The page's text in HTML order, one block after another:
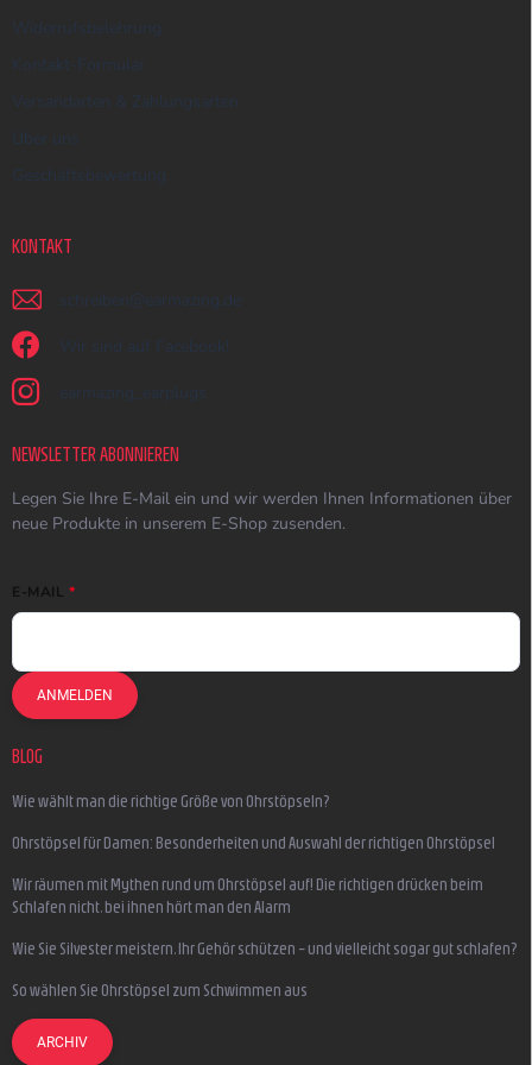
Widerrufsbelehrung
Kontakt-Formular
Versandarten & Zahlungsarten
Über uns
Geschäftsbewertung
KONTAKT
schreiben @ earmazing.de
Wir sind auf Facebook!
earmazing_earplugs
NEWSLETTER ABONNIEREN
Legen Sie Ihre E-Mail ein und wir werden Ihnen Informationen über
neue Produkte in unserem E-Shop zusenden.
E-MAIL
ANMELDEN
BLOG
Wie wählt man die richtige Größe von Ohrstöpseln?
Ohrstöpsel für Damen: Besonderheiten und Auswahl der richtigen Ohrstöpsel
Wir räumen mit Mythen rund um Ohrstöpsel auf! Die richtigen drücken beim
Schlafen nicht, bei ihnen hört man den Alarm
Wie Sie Silvester meistern, Ihr Gehör schützen – und vielleicht sogar gut schlafen?
So wählen Sie Ohrstöpsel zum Schwimmen aus
ARCHIV